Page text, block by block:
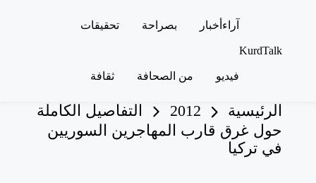
KurdTalk
كردية
آراء أخبار بصراحة تحقيقات
فيديو من الصحافة ثقافة
الرئيسية 2012
التفاصيل الكاملة
حول غرق قارب المهاجرين السوريين
في تركيا